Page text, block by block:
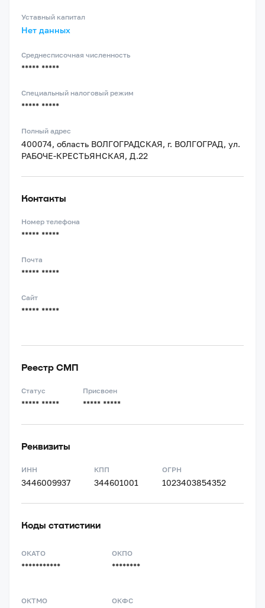
Уставный капитал
Нет данных
Среднесписочная численность
***** *****
Специальный налоговый режим
***** *****
Полный адрес
400074, область ВОЛГОГРАДСКАЯ, г. ВОЛГОГРАД, ул.
РАБОЧЕ-КРЕСТЬЯНСКАЯ, Д.22
Контакты
Номер телефона
***** *****
Почта
***** *****
Сайт
***** *****
Реестр СМП
Статус
***** *****
Присвоен
***** *****
Реквизиты
ИНН
3446009937
КПП
344601001
ОГРН
1023403854352
Коды статистики
ОКАТО
***********
ОКПО
********
ОКТМО ОКФС